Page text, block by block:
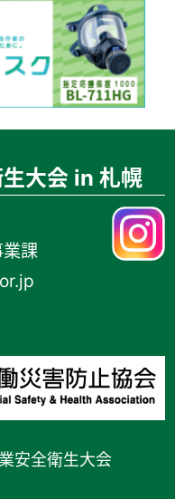
大会 in 札幌
課
安全衛生大会